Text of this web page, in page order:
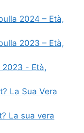
2024 – Età,
2023 – Età,
2023 - Età,
La Sua Vera
La sua vera